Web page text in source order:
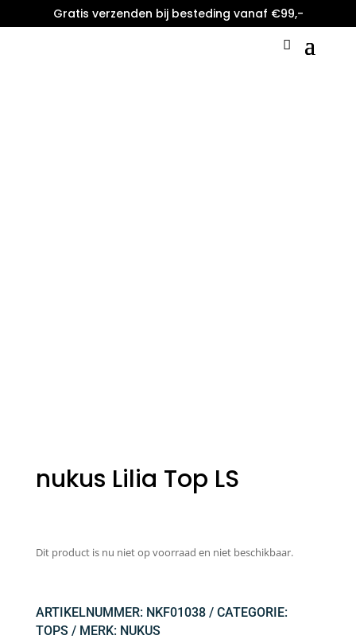
Gratis verzenden bij besteding vanaf €99,-
nukus Lilia Top LS
Dit product is nu niet op voorraad en niet beschikbaar.
ARTIKELNUMMER: NKF01038
CATEGORIE:
TOPS
MERK: NUKUS